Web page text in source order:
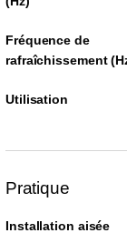
Fréquence de
rafraîchissement
Utilisation
Pratique
Installation aisée